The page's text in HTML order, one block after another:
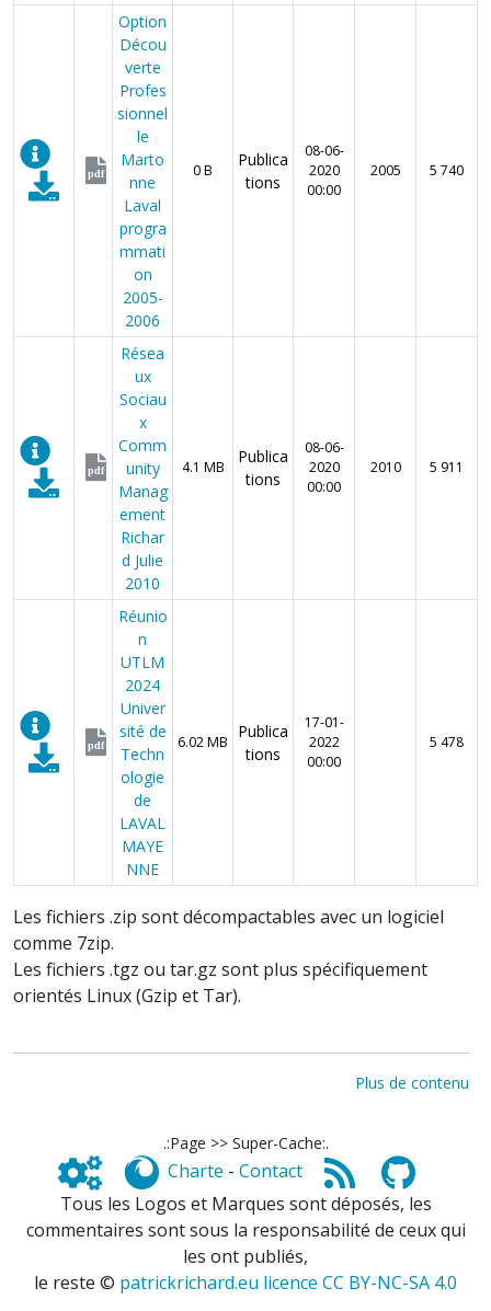
pdf
Option
Décou
verte
Profes
sionnel
le
Marto
nne
Laval
progra
mmati
on
2005-
2006
0 B
Publica
tions
08-06-
2020
00:00
2005 5 740
pdf
Résea
ux
Sociau
x
Comm
unity
Manag
ement
Richar
d Julie
2010
4.1 MB
Publica
tions
08-06-
2020
00:00
2010 5 911
pdf
Réunio
n
UTLM
2024
Univer
sité de
Techn
ologie
de
LAVAL
MAYE
NNE
6.02 MB
Publica
tions
17-01-
2022
00:00
5 478
Les fichiers .zip sont décompactables avec un logiciel
comme 7zip.
Les fichiers .tgz ou tar.gz sont plus spécifiquement
orientés Linux (Gzip et Tar).
Plus de contenu
.:Page >> Super-Cache:.
Charte - Contact
Tous les Logos et Marques sont déposés, les
commentaires sont sous la responsabilité de ceux qui
les ont publiés,
le reste © patrickrichard.eu licence CC BY-NC-SA 4.0